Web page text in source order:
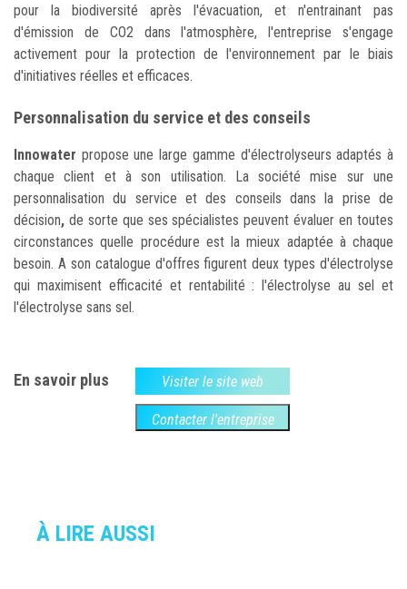
pour la biodiversité après l'évacuation, et n'entrainant pas
d'émission de CO2 dans l'atmosphère, l'entreprise s'engage
activement pour la protection de l'environnement par le biais
d'initiatives réelles et efficaces.
Personnalisation du service et des conseils
Innowater propose une large gamme d'électrolyseurs adaptés à
chaque client et à son utilisation.
La société mise sur une
personnalisation du service et des conseils dans la prise de
décision, de sorte que ses spécialistes peuvent évaluer en toutes
circonstances quelle procédure est la mieux adaptée à chaque
besoin. A son catalogue d'offres figurent deux types d'électrolyse
qui maximisent efficacité et rentabilité : l'électrolyse au sel et
l'électrolyse sans sel.
En savoir plus Visiter le site web
Contacter l'entreprise
À LIRE AUSSI